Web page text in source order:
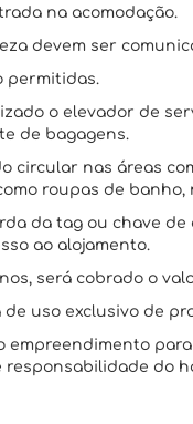
na acomodação.
devem ser
permitidas.
o elevador de
de bagagens.
circular nas áreas
roupas de banho,
da tag ou chave de
ao alojamento.
será cobrado o
uso exclusivo de
empreendimento
responsabilidade do